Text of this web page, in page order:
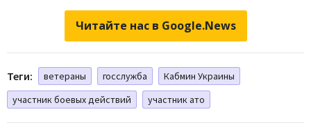
Читайте нас в Google.News
Теги: ветераны госслужба
Кабмин Украины
участник боевых действий
участник ато